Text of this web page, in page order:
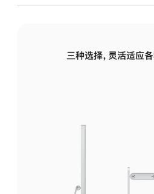
三种选择，灵活适应